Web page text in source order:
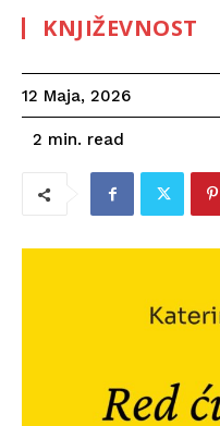
KNJIŽEVNOST
12 Maja, 2026
2 min. read